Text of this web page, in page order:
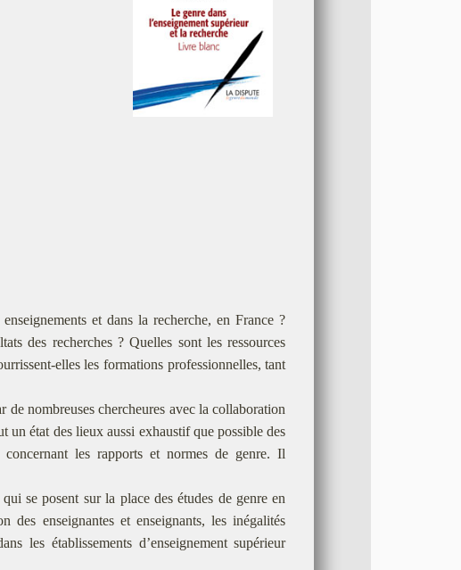
et dans la recherche, en France ?
des recherches ? Quelles sont les ressources
elles les formations professionnelles, tant
nombreuses chercheures avec la collaboration
un état des lieux aussi exhaustif que possible des
concernant les rapports et normes de genre. Il
se posent sur la place des études de genre en
enseignantes et enseignants, les inégalités
les établissements d’enseignement supérieur